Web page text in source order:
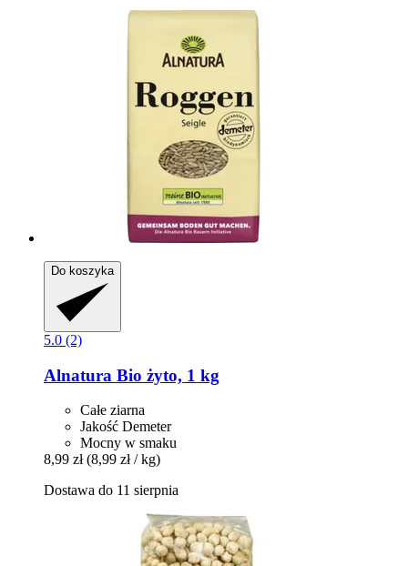
Do koszyka
5.0 (2)
Alnatura Bio żyto, 1 kg
Całe ziarna
Jakość Demeter
Mocny w smaku
8,99 zł (8,99 zł / kg)
Dostawa do 11 sierpnia